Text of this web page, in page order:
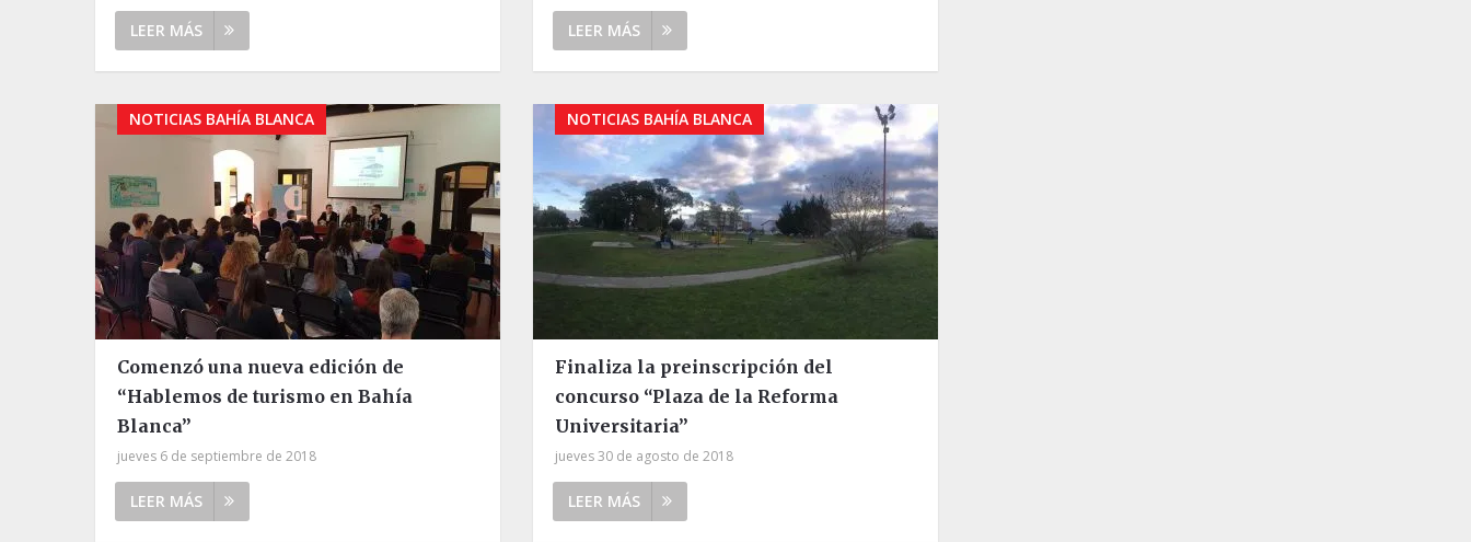
LEER MÁS LEER MÁS
NOTICIAS BAHÍA BLANCA
Comenzó una nueva edición de
“Hablemos de turismo en Bahía
Blanca”
jueves 6 de septiembre de 2018
LEER MÁS
NOTICIAS BAHÍA BLANCA
Finaliza la preinscripción del
concurso “Plaza de la Reforma
Universitaria”
jueves 30 de agosto de 2018
LEER MÁS